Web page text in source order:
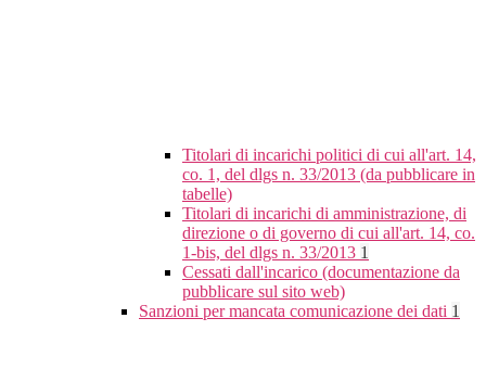
Titolari di incarichi politici di cui all'art. 14,
co. 1, del dlgs n. 33/2013 (da pubblicare in
tabelle)
Titolari di incarichi di amministrazione, di
direzione o di governo di cui all'art. 14, co.
1-bis, del dlgs n. 33/2013 1
Cessati dall'incarico (documentazione da
pubblicare sul sito web)
Sanzioni per mancata comunicazione dei dati 1